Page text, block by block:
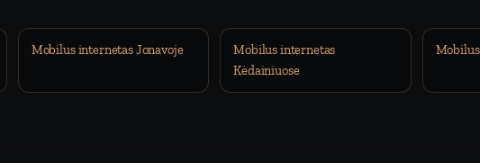
Mobilus internetas Jonavoje
Mobilus internetas
Kėdainiuose